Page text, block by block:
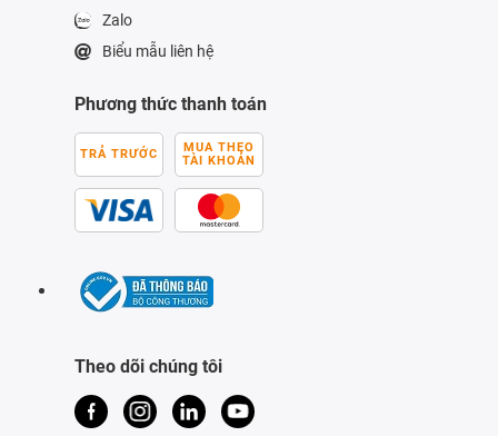
Zalo
Biểu mẫu liên hệ
Phương thức thanh toán
TRẢ TRƯỚC
MUA THEO
TÀI KHOẢN
Theo dõi chúng tôi